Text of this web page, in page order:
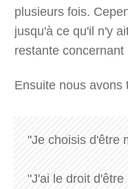
plusieurs fois.
jusqu'à ce qu'il n'y
restante
Ensuite nous avons
"Je choisis d'être
"J'ai le droit